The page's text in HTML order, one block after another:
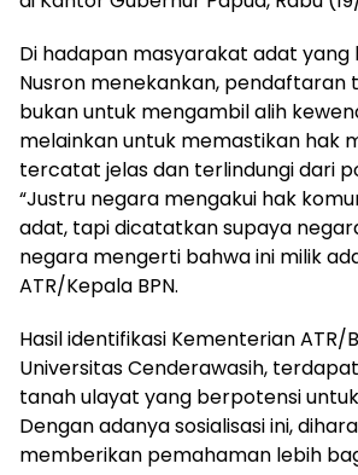
Di hadapan masyarakat adat yang
Nusron menekankan, pendaftaran
bukan untuk mengambil alih
melainkan untuk memastikan hak
tercatat jelas dan terlindungi dari
“Justru negara mengakui hak
adat, tapi dicatatkan supaya
negara mengerti bahwa ini milik
ATR/Kepala BPN.
Hasil identifikasi Kementerian ATR/
Universitas Cenderawasih,
tanah ulayat yang berpotensi
Dengan adanya sosialisasi ini,
memberikan pemahaman lebih